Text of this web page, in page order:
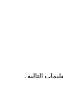
التالية .